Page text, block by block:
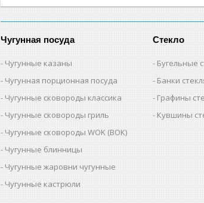
Чугунная посуда
Чугунные казаны
Чугунная порционная посуда
Чугунные сковороды классика
Чугунные сковороды гриль
Чугунные сковороды WOK (ВОК)
Чугунные блинницы
Чугунные жаровни чугунные
Чугунные кастрюли
Стекло
Бугельные
Банки
Графины
Кувшины